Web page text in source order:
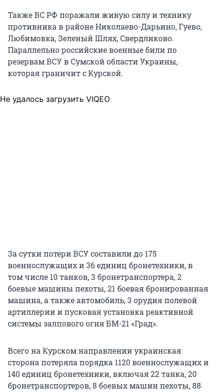
Также ВС РФ поражали живую силу и технику
противника в районе Николаево-Дарьино, Гуево,
Любимовка, Зеленый Шлях, Свердликово.
Параллельно российские военные били по
резервам ВСУ в Сумской области Украины,
которая граничит с Курской.
Не удалось загрузить VIQEO
За сутки потери ВСУ составили до 175
военнослужащих и 36 единиц бронетехники, в
том числе 10 танков, 3 бронетранспортера, 2
боевые машины пехоты, 21 боевая бронированная
машина, а также автомобиль, 3 орудия полевой
артиллерии и пусковая установка реактивной
системы залпового огня БМ-21 «Град».
Всего на Курском направлении украинская
сторона потеряла порядка 1120 военнослужащих и
140 единиц бронетехники, включая 22 танка, 20
бронетранспортеров, 8 боевых машин пехоты, 88